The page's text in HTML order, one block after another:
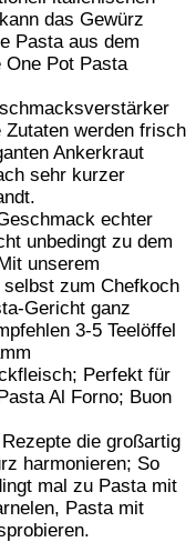
das Gewürz
Pasta aus dem
One Pot Pasta
werden frisch
Ankerkraut
sehr kurzer
echter
unbedingt zu dem
unserem
zum Chefkoch
Gericht ganz
3-5 Teelöffel
Perfekt für
Al Forno; Buon
die großartig
harmonieren; So
mal zu Pasta mit
Pasta mit